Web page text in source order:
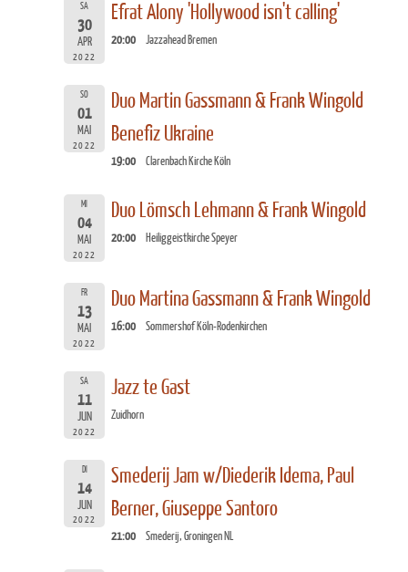
SA
30
APR
2022
Efrat Alony 'Hollywood isn't calling'
20:00 Jazzahead Bremen
SO
01
MAI
2022
Duo Martin Gassmann & Frank Wingold
Benefiz Ukraine
19:00 Clarenbach Kirche Köln
MI
04
MAI
2022
Duo Lömsch Lehmann & Frank Wingold
20:00 Heiliggeistkirche Speyer
FR
13
MAI
2022
Duo Martina Gassmann & Frank Wingold
16:00 Sommershof Köln-Rodenkirchen
SA
11
JUN
2022
Jazz te Gast
Zuidhorn
DI
14
JUN
2022
Smederij Jam w/Diederik Idema, Paul
Berner, Giuseppe Santoro
21:00 Smederij, Groningen NL